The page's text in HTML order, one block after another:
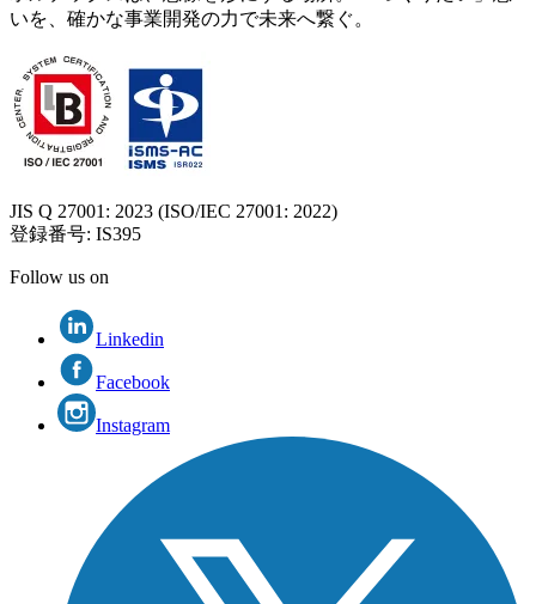
いを、確かな事業開発の力で未来へ繋ぐ。
JIS Q 27001: 2023 (ISO/IEC 27001: 2022)
登録番号: IS395
Follow us on
Linkedin
Facebook
Instagram